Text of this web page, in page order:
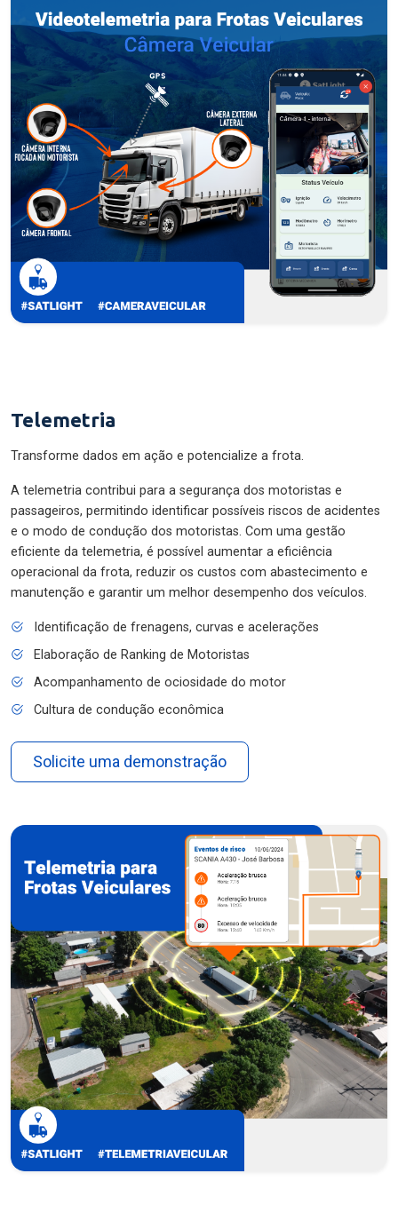
Telemetria
Transforme dados em ação e potencialize a frota.
A telemetria contribui para a segurança dos motoristas e
passageiros, permitindo identificar possíveis riscos de acidentes
e o modo de condução dos motoristas. Com uma gestão
eficiente da telemetria, é possível aumentar a eficiência
operacional da frota, reduzir os custos com abastecimento e
manutenção e garantir um melhor desempenho dos veículos.
Identificação de frenagens, curvas e acelerações
Elaboração de Ranking de Motoristas
Acompanhamento de ociosidade do motor
Cultura de condução econômica
Solicite uma demonstração